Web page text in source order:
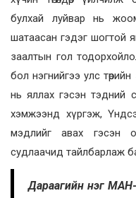
булхай луйвар нь
шатаасан гэдэг шогтой
заалтын гол
бол нэгнийгээ улс
нь яллах гэсэн тэдний
хэмжээнд хүргэж,
мэдлийг авах гэсэн
судлаачид тайлбарлаж
Дараагийн нэг МАН-